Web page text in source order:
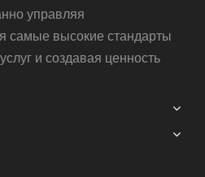
управляя
самые высокие стандарты
и создавая ценность